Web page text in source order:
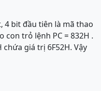
4 bit đầu tiên là mã thao
trỏ lệnh PC = 832H .
giá trị 6F52H. Vậy